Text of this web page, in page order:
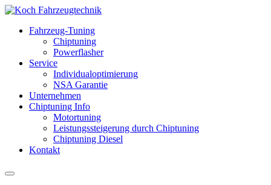
Fahrzeug-Tuning
Chiptuning
Powerflasher
Service
Individualoptimierung
NSA Garantie
Unternehmen
Chiptuning Info
Motortuning
Leistungssteigerung durch Chiptuning
Chiptuning Diesel
Kontakt